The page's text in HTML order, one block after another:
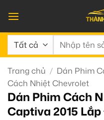
qua
nội
dung
Tìm
Trang chủ / Dán Phim
Cách Nhiệt Chevrolet
Dán Phim Cách
Captiva 2015